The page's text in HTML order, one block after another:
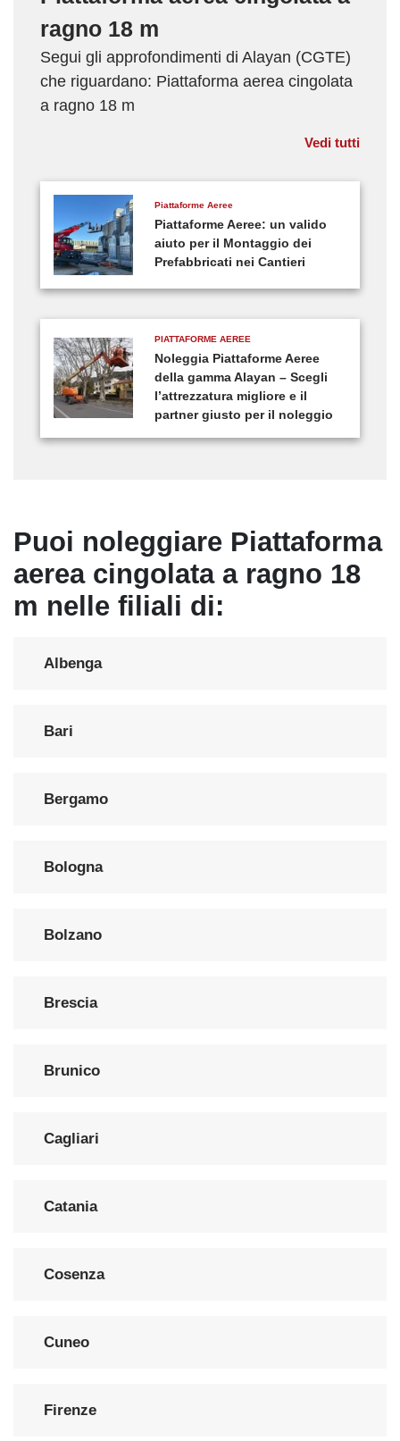
ragno 18 m
Vedi tutti
Segui gli approfondimenti di Alayan (CGTE)
che riguardano: Piattaforma aerea cingolata
a ragno 18 m
Piattaforme Aeree
Piattaforme Aeree: un valido
aiuto per il Montaggio dei
Prefabbricati nei Cantieri
PIATTAFORME AEREE
Noleggia Piattaforme Aeree
della gamma Alayan – Scegli
l’attrezzatura migliore e il
partner giusto per il noleggio
Puoi noleggiare Piattaforma
aerea cingolata a ragno 18
m nelle filiali di:
Albenga
Bari
Bergamo
Bologna
Bolzano
Brescia
Brunico
Cagliari
Catania
Cosenza
Cuneo
Firenze